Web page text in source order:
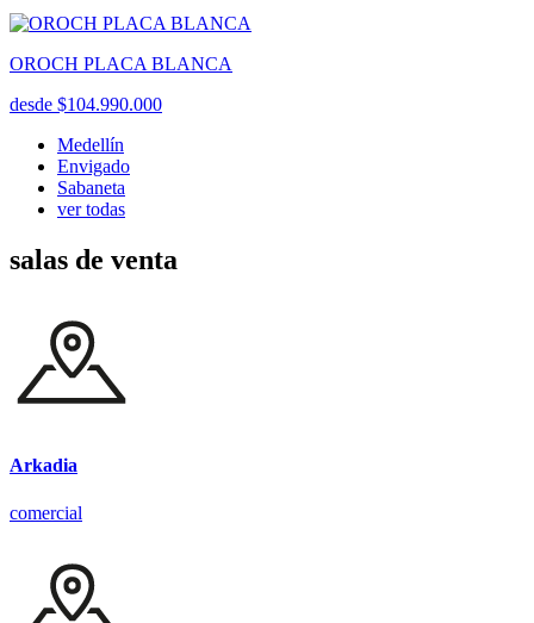
OROCH PLACA BLANCA
desde $104.990.000
Medellín
Envigado
Sabaneta
ver todas
salas de venta
Arkadia
comercial